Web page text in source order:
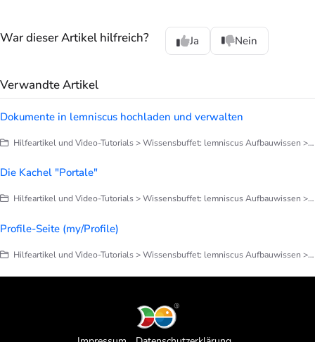
War dieser Artikel hilfreich? Ja Nein
Verwandte Artikel
Dokumente in lemniscus hochladen und verwalten
Hilfeartikel und Video-Tutorials > Wissensbuffet: lemniscus Aufbauwissen > Briefe, Notizen, Dokumentation
Die Kachel "Portale"
Hilfeartikel und Video-Tutorials > Wissensbuffet: lemniscus Aufbauwissen > Praxisorganisation
Profile-Seite (my/Profile)
Hilfeartikel und Video-Tutorials > Wissensbuffet: lemniscus Aufbauwissen > Praxisorganisation